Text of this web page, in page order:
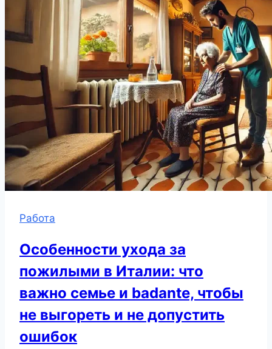
Работа
Особенности ухода за
пожилыми в Италии: что
важно семье и badante, чтобы
не выгореть и не допустить
ошибок